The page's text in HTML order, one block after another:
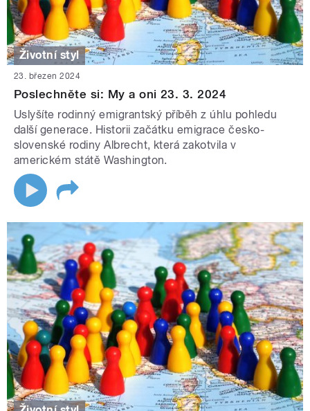
Životní styl
23. březen 2024
Poslechněte si: My a oni 23. 3. 2024
Uslyšíte rodinný emigrantský příběh z úhlu pohledu
další generace. Historii začátku emigrace česko-
slovenské rodiny Albrecht, která zakotvila v
americkém státě Washington.